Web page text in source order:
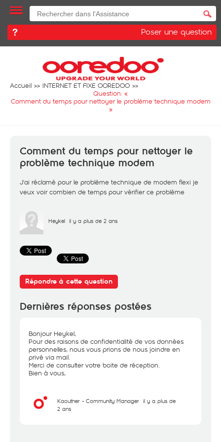
Poser une question
Accueil
INTERNET ET FIXE OOREDOO
Question: «
Comment du temps pour nettoyer le problème technique modem
»
Comment du temps pour nettoyer le
problème technique modem
J'ai réclamé pour le problème technique de modem flexi je
veux voir combien de temps pour vérifier ce problème
Heykel il y a plus de 2 ans
Répondre à cette question
Dernières réponses postées
Bonjour Heykel,
Pour des raisons de confidentialité de vos données
personnelles, nous vous prions de nous joindre en
privé via mail.
Merci de consulter votre boite de réception.
Bien à vous,
Kaouther - Community Manager il y a plus de
2 ans